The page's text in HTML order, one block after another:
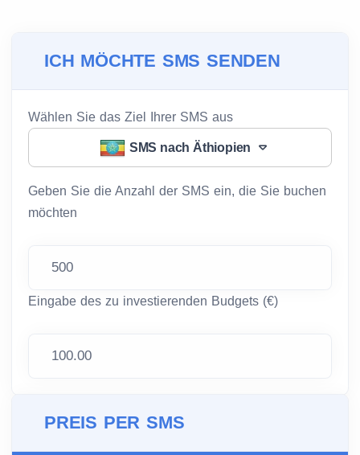
ICH MÖCHTE SMS SENDEN
Wählen Sie das Ziel Ihrer SMS aus
SMS nach Äthiopien
Geben Sie die Anzahl der SMS ein, die Sie buchen
möchten
Eingabe des zu investierenden Budgets (€)
PREIS PER SMS